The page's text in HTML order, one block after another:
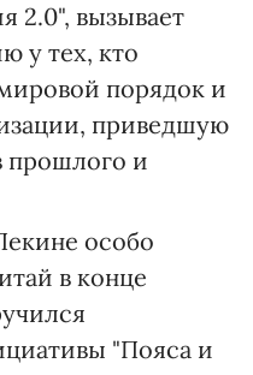
2.0", вызывает
у тех, кто
порядок и
приведшую
прошлого и
особо
в конце
"Пояса и